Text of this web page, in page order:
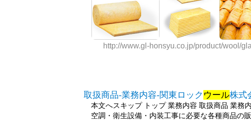
http://www.gl-honsyu.co.jp/product/wool/
取扱商品-業務内容-関東ロック ウール株式
本文へスキップ トップ 業務内容 取扱商品 業務
空調・衛生設備・内装工事に必要な各種商品の